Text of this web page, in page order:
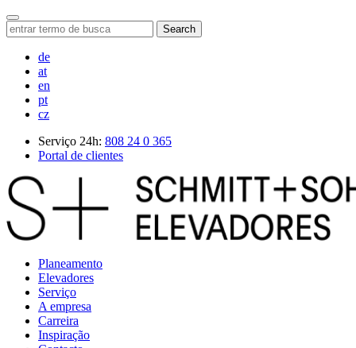
Search
de
at
en
pt
cz
Serviço 24h: 808 24 0 365
Portal de clientes
Planeamento
Elevadores
Serviço
A empresa
Carreira
Inspiração